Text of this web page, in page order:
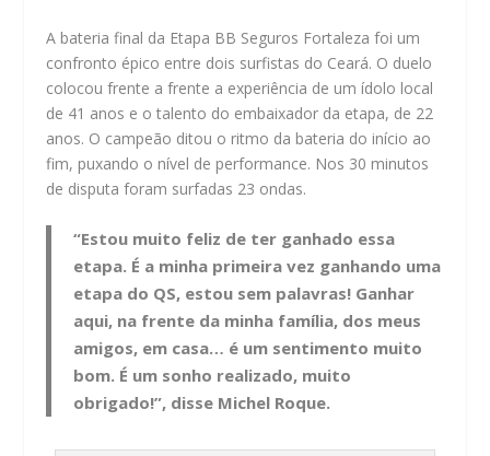
A bateria final da Etapa BB Seguros Fortaleza foi um
confronto épico entre dois surfistas do Ceará. O duelo
colocou frente a frente a experiência de um ídolo local
de 41 anos e o talento do embaixador da etapa, de 22
anos. O campeão ditou o ritmo da bateria do início ao
fim, puxando o nível de performance. Nos 30 minutos
de disputa foram surfadas 23 ondas.
“Estou muito feliz de ter ganhado essa
etapa. É a minha primeira vez ganhando uma
etapa do QS, estou sem palavras! Ganhar
aqui, na frente da minha família, dos meus
amigos, em casa… é um sentimento muito
bom. É um sonho realizado, muito
obrigado!”, disse Michel Roque.